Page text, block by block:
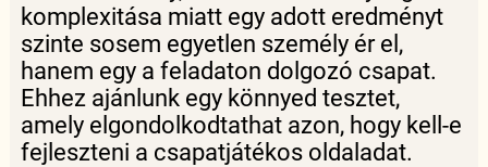
komplexitása miatt egy adott eredményt
szinte sosem egyetlen személy ér el,
hanem egy a feladaton dolgozó csapat.
Ehhez ajánlunk egy könnyed tesztet,
amely elgondolkodtathat azon, hogy kell-e
fejleszteni a csapatjátékos oldaladat.